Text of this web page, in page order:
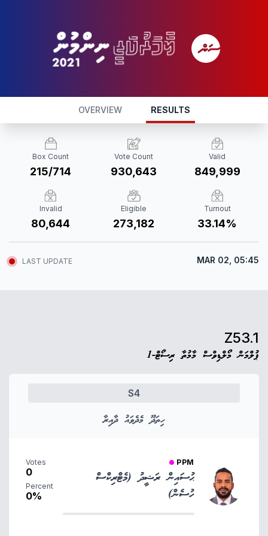
RESULTS
OVERVIEW
Box Count
215/714
Vote Count
930,643
Valid
849,999
Invalid
80,644
Eligible
273,182
Turnout
33.14%
LAST UPDATE MAR 02, 05:45
Z53.1
ޕުލްމަން މޯލްޑިވްސް މާމުތާ ރިސޯޓް-1
S4
ހިތަދޫ މެދެވައު ދާއިރާ
PPM
ޙުސައިން ރަޝީދު (މެޓްރިކްސް
ހުސެން)
Votes
0
Percent
0%